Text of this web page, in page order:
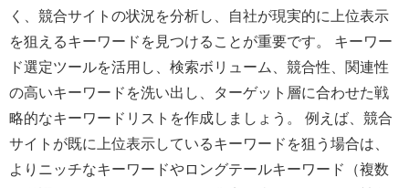
く、競合サイトの状況を分析し、自社が現実的に上位表示
を狙えるキーワードを見つけることが重要です。 キーワー
ド選定ツールを活用し、検索ボリューム、競合性、関連性
の高いキーワードを洗い出し、ターゲット層に合わせた戦
略的なキーワードリストを作成しましょう。 例えば、競合
サイトが既に上位表示しているキーワードを狙う場合は、
よりニッチなキーワードやロングテールキーワード（複数